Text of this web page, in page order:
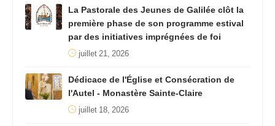
La Pastorale des Jeunes de Galilée clôt la
première phase de son programme estival
par des initiatives imprégnées de foi
juillet 21, 2026
Dédicace de l'Église et Consécration de
l'Autel - Monastère Sainte-Claire
juillet 18, 2026